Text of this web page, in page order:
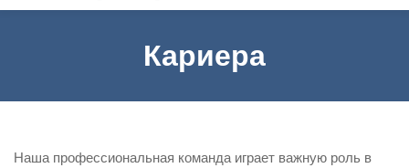
Кариера
Наша профессиональная команда играет важную роль в